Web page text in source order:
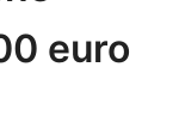
euro